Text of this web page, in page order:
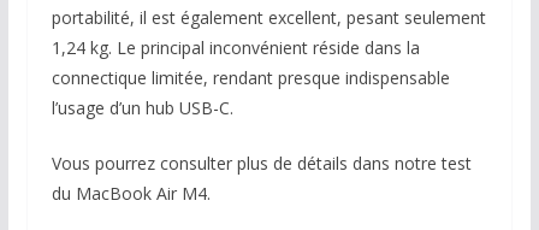
portabilité, il est également excellent, pesant seulement
1,24 kg. Le principal inconvénient réside dans la
connectique limitée, rendant presque indispensable
l’usage d’un hub USB-C.
Vous pourrez consulter plus de détails dans notre test
du MacBook Air M4.